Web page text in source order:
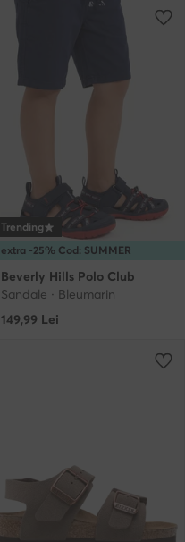
extra -25% Cod: SUMMER
Trending
Beverly Hills Polo Club
Sandale · Bleumarin
149,99 Lei